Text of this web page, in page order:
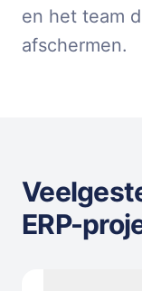
en het team
afschermen.
ERP-